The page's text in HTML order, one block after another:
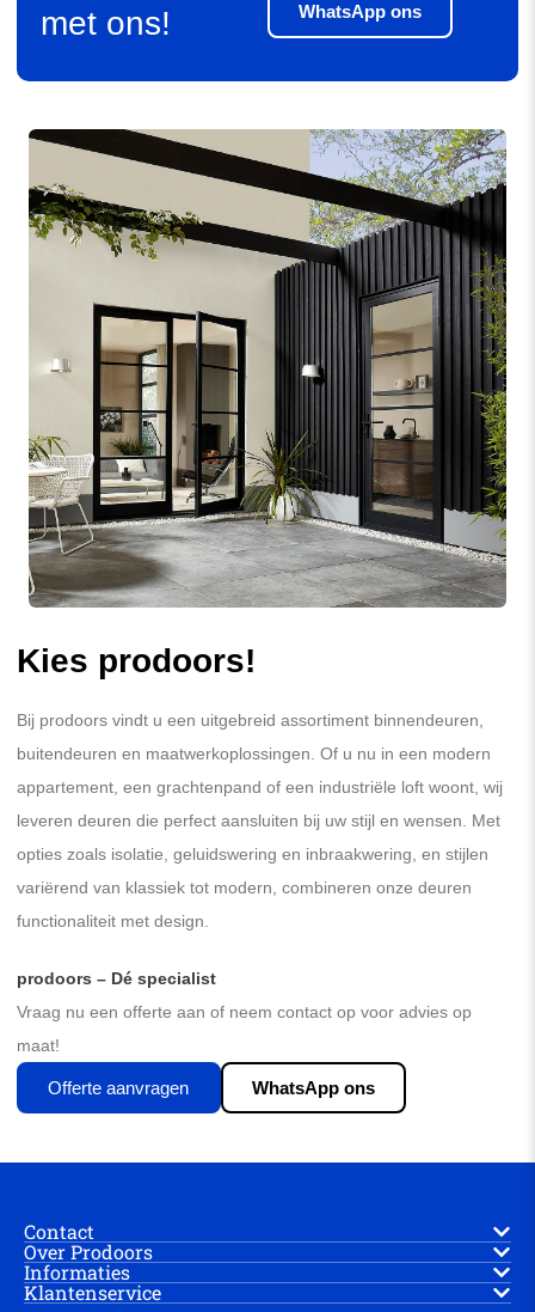
met ons!
WhatsApp ons
Kies prodoors!
Bij prodoors vindt u een uitgebreid assortiment binnendeuren,
buitendeuren en maatwerkoplossingen. Of u nu in een modern
appartement, een grachtenpand of een industriële loft woont, wij
leveren deuren die perfect aansluiten bij uw stijl en wensen. Met
opties zoals isolatie, geluidswering en inbraakwering, en stijlen
variërend van klassiek tot modern, combineren onze deuren
functionaliteit met design.
prodoors – Dé specialist
Vraag nu een offerte aan of neem contact op voor advies op
maat!
Offerte aanvragen WhatsApp ons
Contact
Over Prodoors
Informaties
Klantenservice